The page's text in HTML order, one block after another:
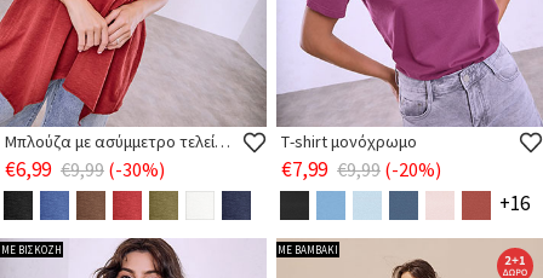
Μπλούζα με ασύμμετρο τελείωμα
€6,99 €9,99 (-30%)
Τ-shirt μονόχρωμο
€7,99 €9,99 (-20%)
+16
ΜΕ ΒΙΣΚΟΖΗ ΜΕ ΒΑΜΒΑΚΙ